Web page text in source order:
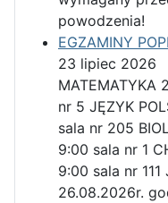
powodzenia!
EGZAMINY
23 lipiec 2026
MATEMATYKA
nr 5 JĘZYK
sala nr 205
9:00 sala nr 1
9:00 sala nr 111
26.08.2026r.